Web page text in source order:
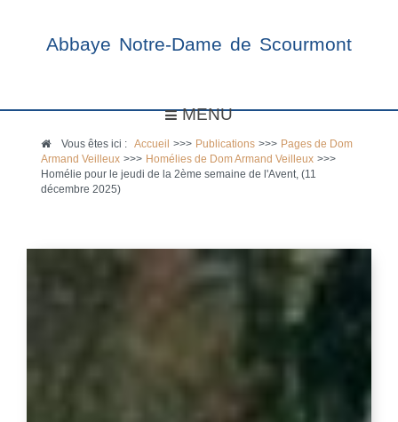
Abbaye Notre-Dame de Scourmont
MENU
Vous êtes ici :Accueil >>> Publications >>> Pages de Dom
Armand Veilleux >>> Homélies de Dom Armand Veilleux >>>
Homélie pour le jeudi de la 2ème semaine de l'Avent, (11
décembre 2025)